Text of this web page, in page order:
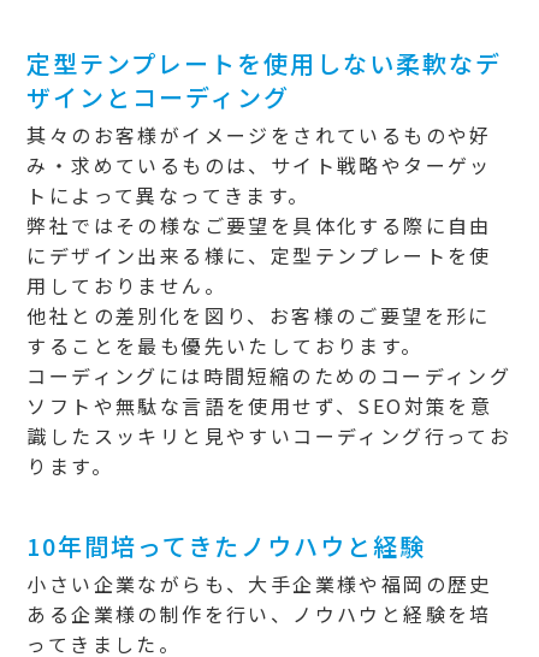
定型テンプレートを使用しない柔軟なデ
ザインとコーディング
其々のお客様がイメージをされているものや好
み・求めているものは、サイト戦略やターゲッ
トによって異なってきます。
弊社ではその様なご要望を具体化する際に自由
にデザイン出来る様に、定型テンプレートを使
用しておりません。
他社との差別化を図り、お客様のご要望を形に
することを最も優先いたしております。
コーディングには時間短縮のためのコーディング
ソフトや無駄な言語を使用せず、SEO対策を意
識したスッキリと見やすいコーディング行ってお
ります。
10年間培ってきたノウハウと経験
小さい企業ながらも、大手企業様や福岡の歴史
ある企業様の制作を行い、ノウハウと経験を培
ってきました。